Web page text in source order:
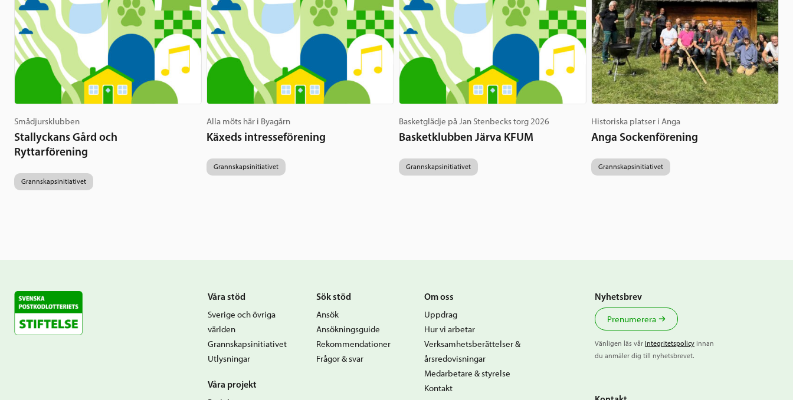
Smådjursklubben
Stallyckans Gård och
Ryttarförening
Grannskapsinitiativet
Alla möts här i Byagårn
Käxeds intresseförening
Grannskapsinitiativet
Basketglädje på Jan Stenbecks torg 2026
Basketklubben Järva KFUM
Grannskapsinitiativet
Historiska platser i Anga
Anga Sockenförening
Grannskapsinitiativet
Våra stöd
Sverige och övriga
världen
Grannskapsinitiativet
Utlysningar
Våra projekt
Sök stöd
Ansök
Ansökningsguide
Rekommendationer
Frågor & svar
Om oss
Uppdrag
Hur vi arbetar
Verksamhetsberättelser &
årsredovisningar
Medarbetare & styrelse
Kontakt
Nyhetsbrev
Prenumerera
Vänligen läs vår Integritetspolicyinnan
du anmäler dig till nyhetsbrevet.